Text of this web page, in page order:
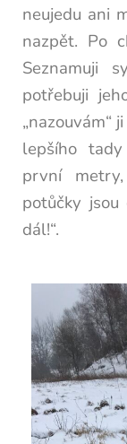
neujedu ani
nazpět. Po
Seznamuji
potřebuji
„nazouvám“
lepšího
první
potůčky
dál!“.